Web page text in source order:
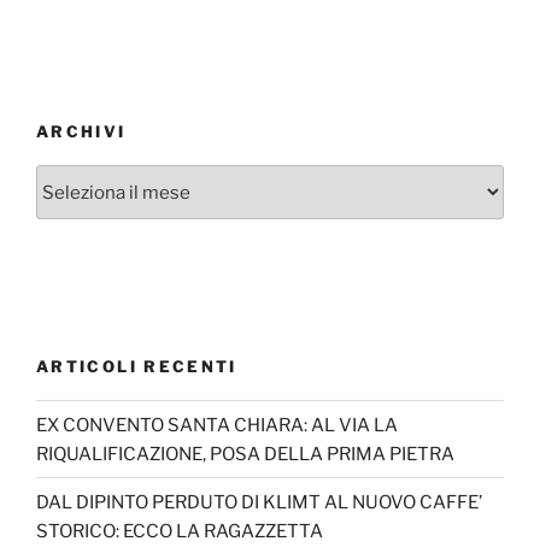
ARCHIVI
ARTICOLI RECENTI
EX CONVENTO SANTA CHIARA: AL VIA LA
RIQUALIFICAZIONE, POSA DELLA PRIMA PIETRA
DAL DIPINTO PERDUTO DI KLIMT AL NUOVO CAFFE’
STORICO: ECCO LA RAGAZZETTA